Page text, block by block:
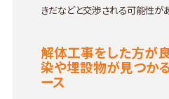
きだなどと交渉される可能性があ
解体工事をした方が
染や埋設物が見つか
ース